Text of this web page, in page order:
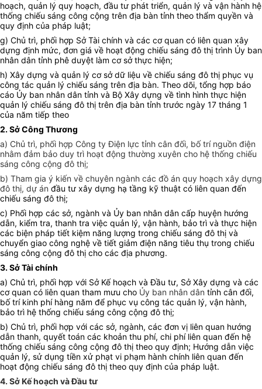
hoạch, quản lý quy hoạch, đầu tư phát triển, quản lý và vận hành hệ
thống chiếu sáng công cộng trên địa bàn tỉnh theo thẩm quyền và
quy định của pháp luật;
g) Chủ trì, phối hợp Sở Tài chính và các cơ quan có liên quan xây
dựng định mức, đơn giá về hoạt động chiếu sáng đô thị trình Ủy ban
nhân dân tỉnh phê duyệt làm cơ sở thực hiện;
h) Xây dựng và quản lý cơ sở dữ liệu về chiếu sáng đô thị phục vụ
công tác quản lý chiếu sáng trên địa bàn. Theo dõi, tổng hợp báo
cáo Ủy ban nhân dân tỉnh và Bộ Xây dựng về tình hình thực hiện
quản lý chiếu sáng đô thị trên địa bàn tỉnh trước ngày 17 tháng 1
của năm tiếp theo
2. Sở Công Thương
a) Chủ trì, phối hợp Công ty Điện lực tỉnh cân đối, bố trí nguồn điện
nhằm đảm bảo duy trì hoạt động thường xuyên cho hệ thống chiếu
sáng công cộng đô thị;
b) Tham gia ý kiến về chuyên ngành các đồ án quy hoạch xây dựng
đô thị, dự án đầu tư xây dựng hạ tầng kỹ thuật có liên quan đến
chiếu sáng đô thị;
c) Phối hợp các sở, ngành và Ủy ban nhân dân cấp huyện hướng
dẫn, kiểm tra, thanh tra việc quản lý, vận hành, bảo trì và thực hiện
các biện pháp tiết kiệm năng lượng trong chiếu sáng đô thị và
chuyển giao công nghệ về tiết giảm điện năng tiêu thụ trong chiếu
sáng công cộng đô thị cho các địa phương.
3. Sở Tài chính
a) Chủ trì, phối hợp với Sở Kế hoạch và Đầu tư, Sở Xây dựng và các
cơ quan có liên quan tham mưu cho Ủy ban nhân dân tỉnh cân đối,
bố trí kinh phí hàng năm để phục vụ công tác quản lý, vận hành,
bảo trì hệ thống chiếu sáng công cộng đô thị;
b) Chủ trì, phối hợp với các sở, ngành, các đơn vị liên quan hướng
dẫn thanh, quyết toán các khoản thu phí, chi phí liên quan đến hệ
thống chiếu sáng công cộng đô thị theo quy định; Hướng dẫn việc
quản lý, sử dụng tiền xử phạt vi phạm hành chính liên quan đến
hoạt động chiếu sáng đô thị theo quy định của pháp luật.
4. Sở Kế hoạch và Đầu tư